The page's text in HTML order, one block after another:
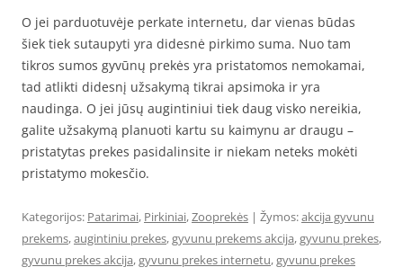
O jei parduotuvėje perkate internetu, dar vienas būdas
šiek tiek sutaupyti yra didesnė pirkimo suma. Nuo tam
tikros sumos gyvūnų prekės yra pristatomos nemokamai,
tad atlikti didesnį užsakymą tikrai apsimoka ir yra
naudinga. O jei jūsų augintiniui tiek daug visko nereikia,
galite užsakymą planuoti kartu su kaimynu ar draugu –
pristatytas prekes pasidalinsite ir niekam neteks mokėti
pristatymo mokesčio.
Kategorijos: Patarimai, Pirkiniai,Zooprekės | Žymos:akcija gyvunu
prekems,augintiniu prekes,gyvunu prekems akcija,gyvunu prekes,
gyvunu prekes akcija,gyvunu prekes internetu,gyvunu prekes